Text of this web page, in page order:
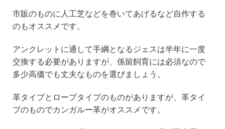
市販のものに人工芝などを巻いてあげるなど自作する
のもオススメです。
アンクレットに通して手綱となるジェスは半年に一度
交換する必要がありますが、係留飼育には必須なので
多少高価でも丈夫なものを選びましょう。
革タイプとロープタイプのものがありますが、革タイ
プのものでカンガルー革がオススメです。